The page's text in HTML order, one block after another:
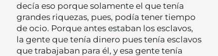
decía eso porque solamente el que tenía
grandes riquezas, pues, podía tener tiempo
de ocio. Porque antes estaban los esclavos,
la gente que tenía dinero pues tenía esclavos
que trabajaban para él, y esa gente tenía